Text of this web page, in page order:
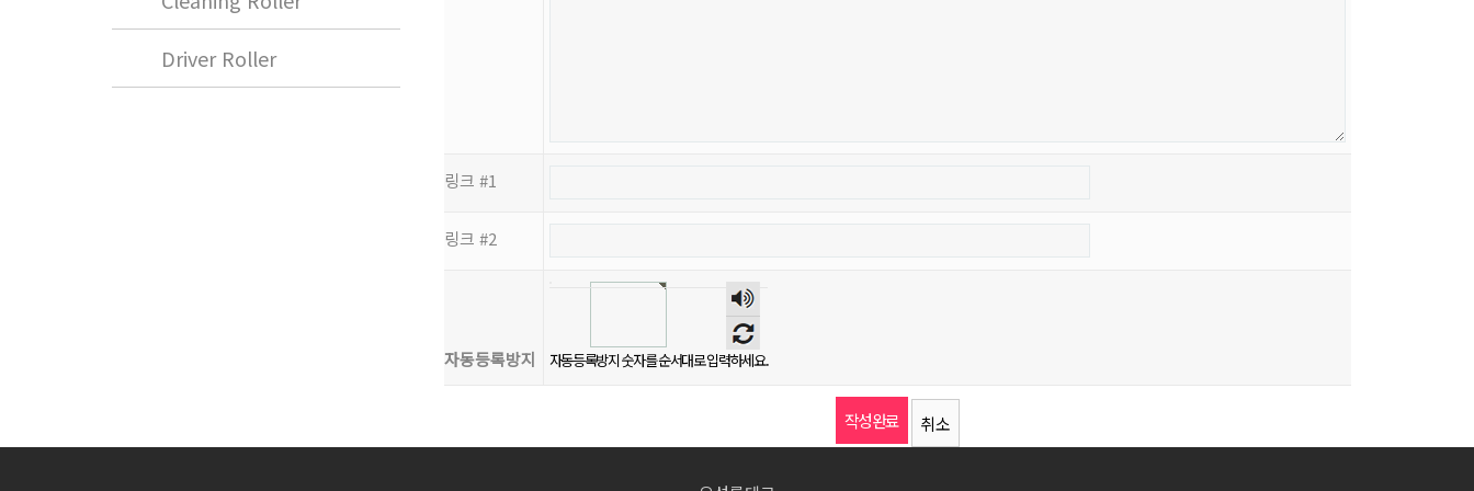
Driver Roller
링크 #1
링크 #2
자동등록방지 자동등록방지 숫자를 순서대로 입력하세요.
취소